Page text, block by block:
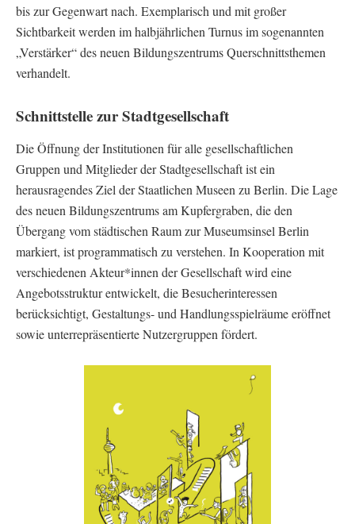
bis zur Gegenwart nach. Exemplarisch und mit großer
Sichtbarkeit werden im halbjährlichen Turnus im sogenannten
„Verstärker“ des neuen Bildungszentrums Querschnittsthemen
verhandelt.
Schnittstelle zur Stadtgesellschaft
Die Öffnung der Institutionen für alle gesellschaftlichen
Gruppen und Mitglieder der Stadtgesellschaft ist ein
herausragendes Ziel der Staatlichen Museen zu Berlin. Die Lage
des neuen Bildungszentrums am Kupfergraben, die den
Übergang vom städtischen Raum zur Museumsinsel Berlin
markiert, ist programmatisch zu verstehen. In Kooperation mit
verschiedenen Akteur*innen der Gesellschaft wird eine
Angebotsstruktur entwickelt, die Besucherinteressen
berücksichtigt, Gestaltungs- und Handlungsspielräume eröffnet
sowie unterrepräsentierte Nutzergruppen fördert.